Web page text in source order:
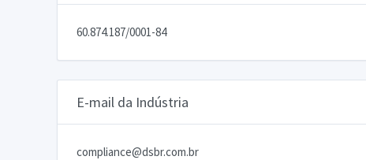
60.874.187/0001-84
E-mail da Indústria
compliance@dsbr.com.br